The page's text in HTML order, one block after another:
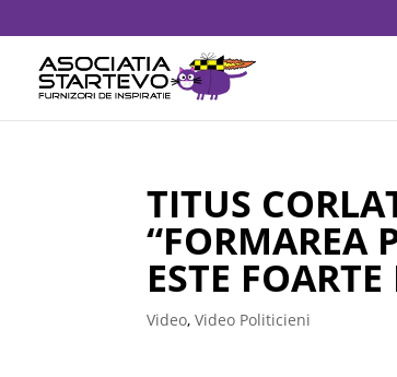
TITUS
“FORMAREA
ESTE
Video,Video Politicieni